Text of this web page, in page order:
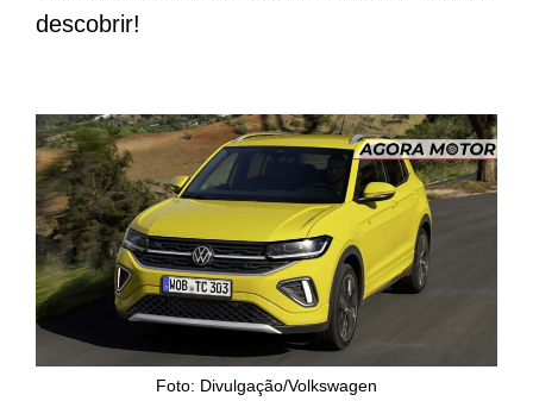
descobrir!
Foto: Divulgação/Volkswagen